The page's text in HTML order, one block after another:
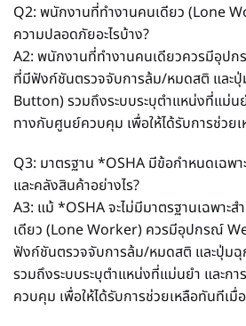
Q2: พนักงานที่ทำงานคนเดียว (Lone
ความปลอดภัยอะไรบ้าง?
A2: พนักงานที่ทำงานคนเดียวควรมีอุป
ที่มีฟังก์ชันตรวจจับการล้ม/หมดสติ และ
Button) รวมถึงระบบระบุตำแหน่งที่แม่น
ทางกับศูนย์ควบคุม เพื่อให้ได้รับการช่วย
Q3: มาตรฐาน *OSHA มีข้อกำหนดเฉพ
และคลังสินค้าอย่างไร?
A3: แม้ *OSHA จะไม่มีมาตรฐานเฉพาะ
เดียว (Lone Worker) ควรมีอุปกรณ์
ฟังก์ชันตรวจจับการล้ม/หมดสติ และปุ่ม
รวมถึงระบบระบุตำแหน่งที่แม่นยำ และก
ควบคุม เพื่อให้ได้รับการช่วยเหลือทันทีเมื่